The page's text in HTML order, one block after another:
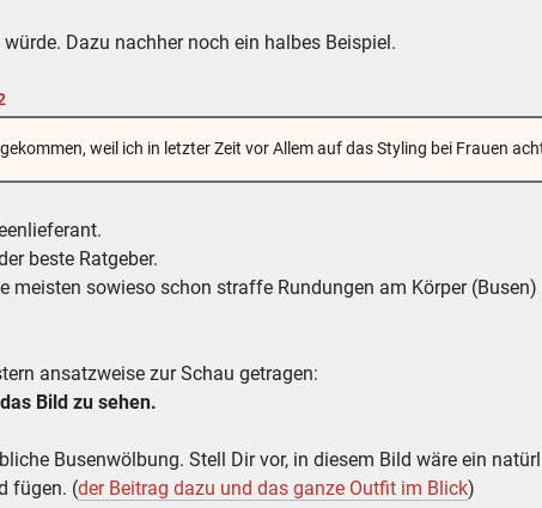
Dazu nachher noch ein halbes Beispiel.
weil ich in letzter Zeit vor Allem auf das Styling bei Frauen
beste Ratgeber.
meisten sowieso schon straffe Rundungen am Körper
ansatzweise zur Schau getragen:
Bild zu sehen.
Busenwölbung. Stell Dir vor, in diesem Bild wäre ein
fügen. (der Beitrag dazu und das ganze Outfit im Blick)